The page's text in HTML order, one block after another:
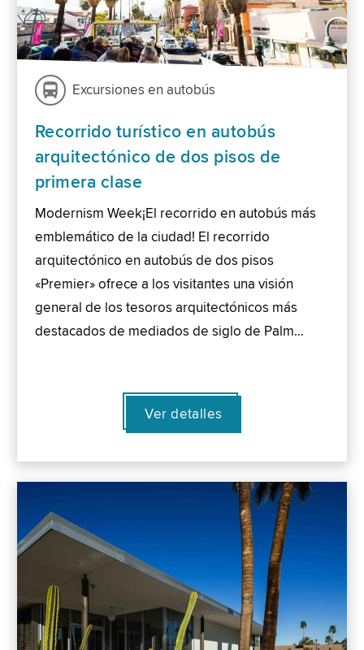
Excursiones en autobús
Recorrido turístico en autobús
arquitectónico de dos pisos de
primera clase
Modernism Week¡El recorrido en autobús más
emblemático de la ciudad! El recorrido
arquitectónico en autobús de dos pisos
«Premier» ofrece a los visitantes una visión
general de los tesoros arquitectónicos más
destacados de mediados de siglo de Palm…
Ver detalles